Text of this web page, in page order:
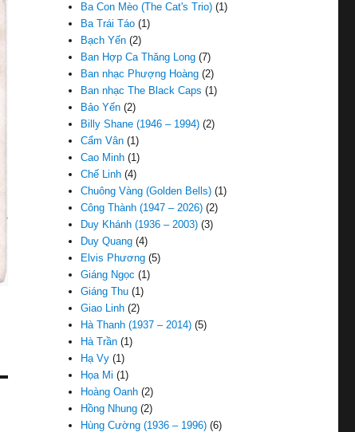
Ba Con Mèo (The Cat's Trio) (1)
Ba Trái Táo (1)
Bạch Yến (2)
Ban Hợp Ca Thăng Long (7)
Ban nhạc Phượng Hoàng (2)
Ban nhạc The Black Caps (1)
Bảo Yến (2)
Billy Shane (1946 – 1994) (2)
Cẩm Vân (1)
Cao Minh (1)
Chế Linh (4)
Chuông Vàng (Golden Bells) (1)
Công Thành (1947 – 2026) (2)
Duy Khánh (1936 – 2003) (3)
Duy Quang (4)
Elvis Phương (5)
Giáng Ngọc (1)
Giáng Thu (1)
Giao Linh (2)
Hà Thanh (1937 – 2014) (5)
Hà Trần (1)
Hạ Vy (1)
Họa Mi (1)
Hoàng Oanh (2)
Hồng Nhung (2)
Hùng Cường (1936 – 1996) (6)